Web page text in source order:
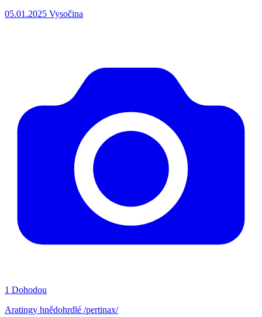
05.01.2025 Vysočina
1 Dohodou
Aratingy hnědohrdlé /pertinax/